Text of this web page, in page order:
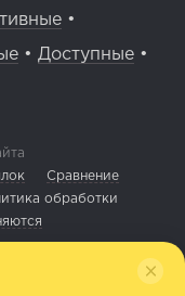
•
• Доступные •
Сравнение
обработки